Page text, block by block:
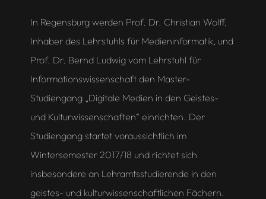
In Regensburg werden Prof. Dr. Christian Wolff,
Inhaber des Lehrstuhls für Medieninformatik, und
Prof. Dr. Bernd Ludwig vom Lehrstuhl für
Informationswissenschaft den Master-
Studiengang „Digitale Medien in den Geistes-
und Kulturwissenschaften“ einrichten. Der
Studiengang startet voraussichtlich im
Wintersemester 2017/18 und richtet sich
insbesondere an Lehramtsstudierende in den
geistes- und kulturwissenschaftlichen Fächern.